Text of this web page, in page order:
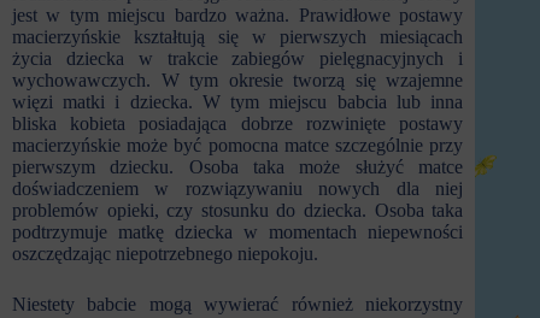
jest w tym miejscu bardzo ważna. Prawidłowe postawy
macierzyńskie kształtują się w pierwszych miesiącach
życia dziecka w trakcie zabiegów pielęgnacyjnych i
wychowawczych. W tym okresie tworzą się wzajemne
więzi matki i dziecka. W tym miejscu babcia lub inna
bliska kobieta posiadająca dobrze rozwinięte postawy
macierzyńskie może być pomocna matce szczególnie przy
pierwszym dziecku. Osoba taka może służyć matce
doświadczeniem w rozwiązywaniu nowych dla niej
problemów opieki, czy stosunku do dziecka. Osoba taka
podtrzymuje matkę dziecka w momentach niepewności
oszczędzając niepotrzebnego niepokoju.
Niestety babcie mogą wywierać również niekorzystny